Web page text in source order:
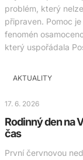
problém, který
připraven. Pomoc
fenomén
který uspořádala
AKTUALITY
17. 6. 2026
Rodinný den na
čas
První červnovou